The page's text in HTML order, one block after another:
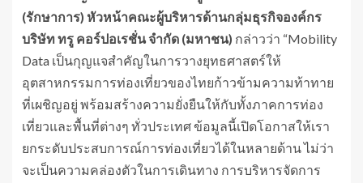
(รักษาการ) หัวหน้าคณะผู้บริหารด้านกลุ่มธุรกิจองค์กร
บริษัท ทรู คอร์ปอเรชั่น จำกัด (มหาชน) กล่าวว่า “Mobility
Data เป็นกุญแจสำคัญในการวางยุทธศาสตร์ให้
อุตสาหกรรมการท่องเที่ยวของไทยก้าวข้ามความท้าทาย
ที่เผชิญอยู่ พร้อมสร้างความยั่งยืนให้กับทั้งภาคการท่อง
เที่ยวและพื้นที่ต่างๆ ทั่วประเทศ ข้อมูลนี้เปิดโอกาสให้เรา
ยกระดับประสบการณ์การท่องเที่ยวได้ในหลายด้าน ไม่ว่า
จะเป็นความคล่องตัวในการเดินทาง การบริหารจัดการ